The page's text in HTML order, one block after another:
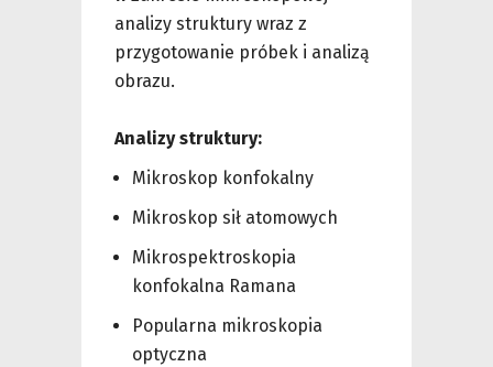
analizy struktury wraz z
przygotowanie próbek i analizą
obrazu.
Analizy struktury:
Mikroskop konfokalny
Mikroskop sił atomowych
Mikrospektroskopia
konfokalna Ramana
Popularna mikroskopia
optyczna